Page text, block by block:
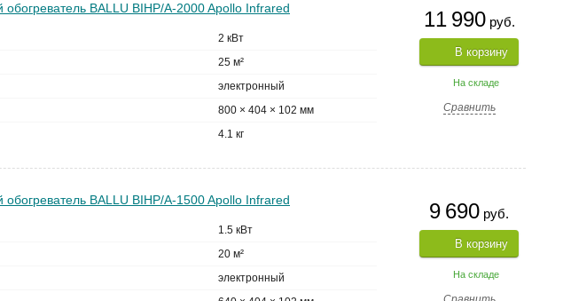
11 990руб.
В корзину
На складе
Сравнить
BALLU BIHP/A-2000 Apollo Infrared
2 кВт
25 м²
электронный
800 × 404 × 102 мм
4.1 кг
9 690 руб.
В корзину
На складе
BALLU BIHP/A-1500 Apollo Infrared
1.5 кВт
20 м²
электронный